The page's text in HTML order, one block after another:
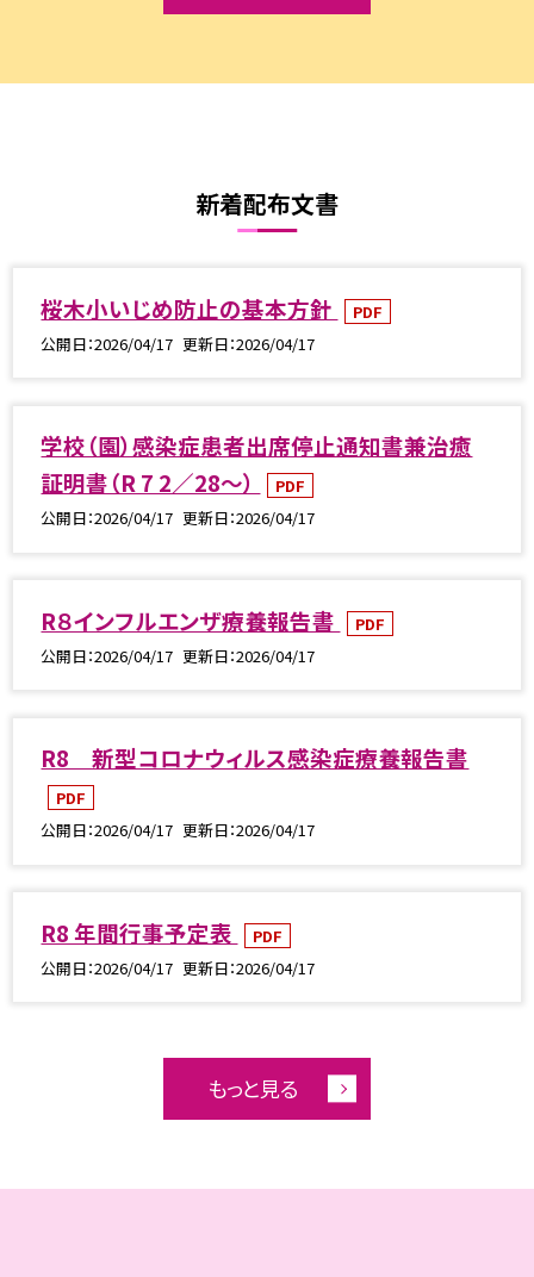
新着配布文書
桜木小いじめ防止の基本方針
PDF
公開日 2026/04/17 更新日 2026/04/17
学校（園）感染症患者出席停止通知書兼治癒
証明書（R 7 2／28～）
PDF
公開日 2026/04/17 更新日 2026/04/17
R８インフルエンザ療養報告書
PDF
公開日 2026/04/17 更新日 2026/04/17
R8 新型コロナウィルス感染症療養報告書
PDF
公開日 2026/04/17 更新日 2026/04/17
R8 年間行事予定表
PDF
公開日 2026/04/17 更新日 2026/04/17
もっと見る